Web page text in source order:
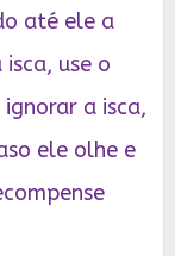
até ele a
use o
ignorar a isca,
ele olhe e